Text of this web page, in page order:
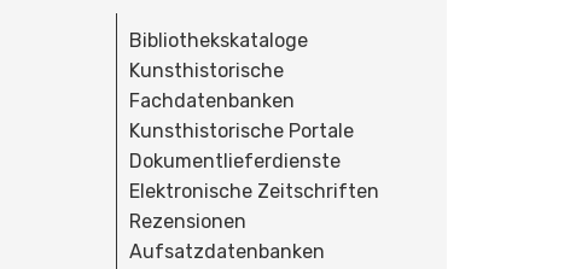
Bibliothekskataloge
Kunsthistorische
Fachdatenbanken
Kunsthistorische Portale
Dokumentlieferdienste
Elektronische Zeitschriften
Rezensionen
Aufsatzdatenbanken